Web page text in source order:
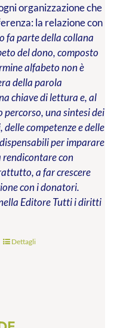
organizzazione che
la relazione con
fa parte della collana
del dono, composto
alfabeto non è
della parola
chiave di lettura e, al
percorso, una sintesi dei
delle competenze e delle
per imparare
rendicontare con
a far crescere
con i donatori.
EditoreTutti i diritti
Dettagli